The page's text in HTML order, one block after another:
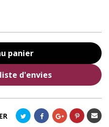
panier
d'envies
à un